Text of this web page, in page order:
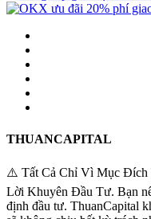
THUANCAPITAL
⚠️ Tất Cả Chỉ Vì Mục Đích
Lời Khuyên Đầu Tư. Bạn
định đầu tư. ThuanCapital